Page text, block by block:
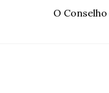
O